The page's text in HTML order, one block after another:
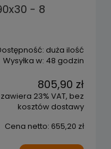
- 8
duża ilość
Wysyłka w: 48 godzin
805,90 zł
zawiera 23% VAT, bez
kosztów dostawy
Cena netto: 655,20 zł